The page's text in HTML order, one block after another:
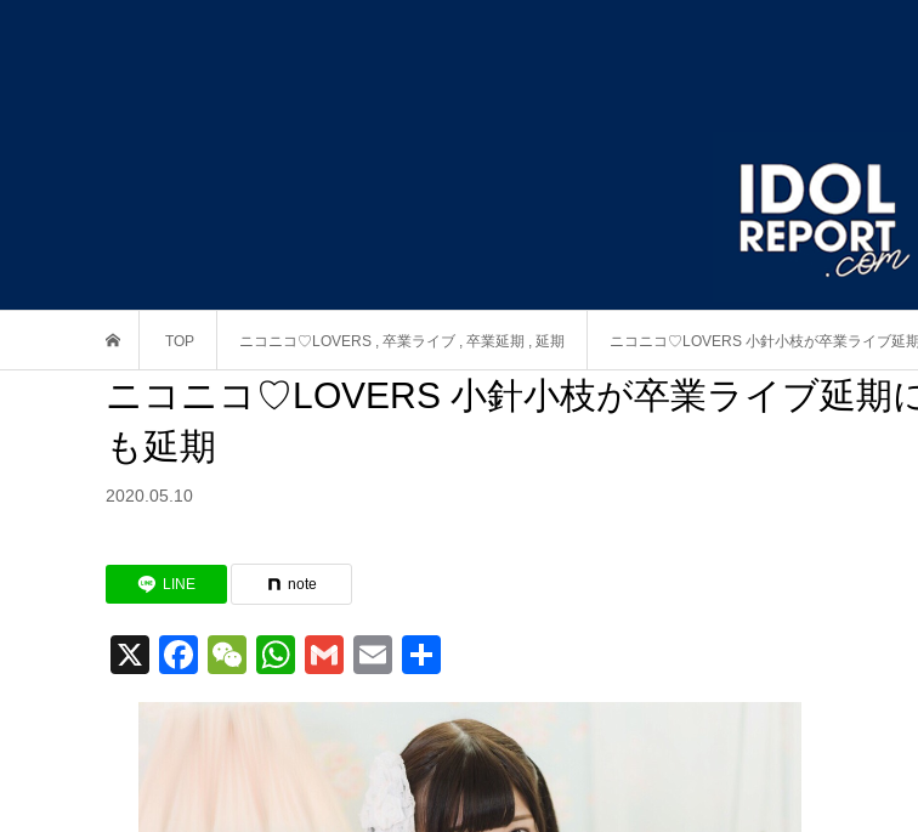
TOP ニコニコ♡LOVERS , 卒業ライブ , 卒業延期 , 延期 ニコニコ♡LOVERS 小針小枝が卒業ライブ延
ニコニコ♡LOVERS 小針小枝が卒業ライブ延期
も延期
2020.05.10
LINE note
X Facebook
WeChat
WhatsApp
GmailEmail
有